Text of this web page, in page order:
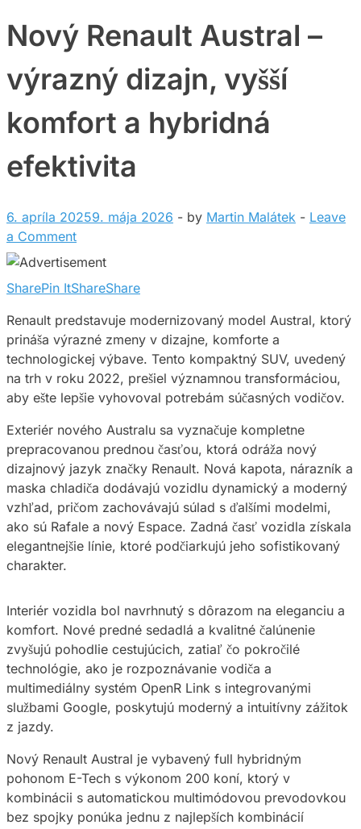
Nový Renault Austral –
výrazný dizajn, vyšší
komfort a hybridná
efektivita
6. apríla 20259. mája 2026 - by Martin Malátek - Leave
a Comment
SharePin ItShareShare
Renault predstavuje modernizovaný model Austral, ktorý
prináša výrazné zmeny v dizajne, komforte a
technologickej výbave. Tento kompaktný SUV, uvedený
na trh v roku 2022, prešiel významnou transformáciou,
aby ešte lepšie vyhovoval potrebám súčasných vodičov.
Exteriér nového Australu sa vyznačuje kompletne
prepracovanou prednou časťou, ktorá odráža nový
dizajnový jazyk značky Renault. Nová kapota, nárazník a
maska chladiča dodávajú vozidlu dynamický a moderný
vzhľad, pričom zachovávajú súlad s ďalšími modelmi,
ako sú Rafale a nový Espace. Zadná časť vozidla získala
elegantnejšie línie, ktoré podčiarkujú jeho sofistikovaný
charakter.
Interiér vozidla bol navrhnutý s dôrazom na eleganciu a
komfort. Nové predné sedadlá a kvalitné čalúnenie
zvyšujú pohodlie cestujúcich, zatiaľ čo pokročilé
technológie, ako je rozpoznávanie vodiča a
multimediálny systém OpenR Link s integrovanými
službami Google, poskytujú moderný a intuitívny zážitok
z jazdy.
Nový Renault Austral je vybavený full hybridným
pohonom E-Tech s výkonom 200 koní, ktorý v
kombinácii s automatickou multimódovou prevodovkou
bez spojky ponúka jednu z najlepších kombinácií